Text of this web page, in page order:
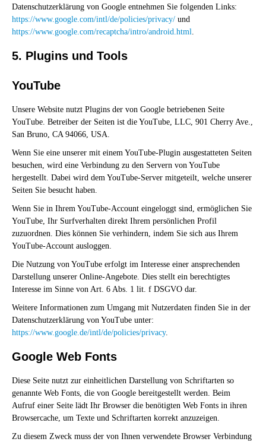
Datenschutzerklärung von Google entnehmen Sie folgenden Links:
https://www.google.com/intl/de/policies/privacy/ und
https://www.google.com/recaptcha/intro/android.html.
5. Plugins und Tools
YouTube
Unsere Website nutzt Plugins der von Google betriebenen Seite
YouTube. Betreiber der Seiten ist die YouTube, LLC, 901 Cherry Ave.,
San Bruno, CA 94066, USA.
Wenn Sie eine unserer mit einem YouTube-Plugin ausgestatteten Seiten
besuchen, wird eine Verbindung zu den Servern von YouTube
hergestellt. Dabei wird dem YouTube-Server mitgeteilt, welche unserer
Seiten Sie besucht haben.
Wenn Sie in Ihrem YouTube-Account eingeloggt sind, ermöglichen Sie
YouTube, Ihr Surfverhalten direkt Ihrem persönlichen Profil
zuzuordnen. Dies können Sie verhindern, indem Sie sich aus Ihrem
YouTube-Account ausloggen.
Die Nutzung von YouTube erfolgt im Interesse einer ansprechenden
Darstellung unserer Online-Angebote. Dies stellt ein berechtigtes
Interesse im Sinne von Art. 6 Abs. 1 lit. f DSGVO dar.
Weitere Informationen zum Umgang mit Nutzerdaten finden Sie in der
Datenschutzerklärung von YouTube unter:
https://www.google.de/intl/de/policies/privacy.
Google Web Fonts
Diese Seite nutzt zur einheitlichen Darstellung von Schriftarten so
genannte Web Fonts, die von Google bereitgestellt werden. Beim
Aufruf einer Seite lädt Ihr Browser die benötigten Web Fonts in ihren
Browsercache, um Texte und Schriftarten korrekt anzuzeigen.
Zu diesem Zweck muss der von Ihnen verwendete Browser Verbindung